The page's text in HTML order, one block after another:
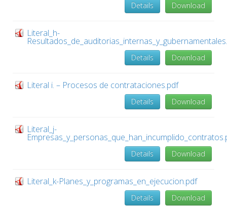
Download
Details
Literal_h-
Download
Details
Literal i. – Procesos de contrataciones.pdf
Download
Details
Literal_j-
Download
Details
Literal_k-Planes_y_programas_en_ejecucion.pdf
Download
Details